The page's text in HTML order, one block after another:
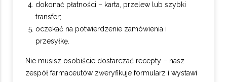
dokonać płatności – karta, przelew lub szybki
transfer;
oczekać na potwierdzenie zamówienia i
przesyłkę.
Nie musisz osobiście dostarczać recepty – nasz
zespół farmaceutów zweryfikuje formularz i wystawi